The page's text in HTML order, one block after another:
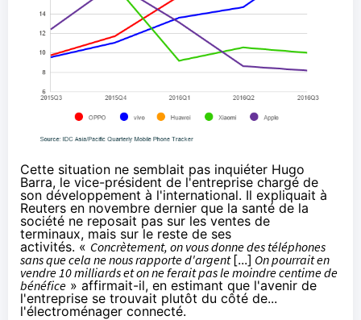
Cette situation ne semblait pas inquiéter Hugo
Barra, le vice-président de l'entreprise chargé de
son développement à l'international. Il expliquait à
Reuters en novembre dernier que la santé de la
société ne reposait pas sur les ventes de
terminaux, mais sur le reste de ses
activités. « Concrètement, on vous donne des téléphones
sans que cela ne nous rapporte d'argent[...] On pourrait en
vendre 10 milliards et on ne ferait pas le moindre centime de
bénéfice » affirmait-il, en estimant que l'avenir de
l'entreprise se trouvait plutôt du côté de...
l'électroménager connecté.